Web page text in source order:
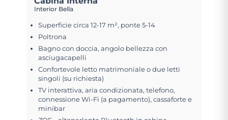
Interior Bella
Superficie circa 12-17 m², ponte 5-14
Poltrona
Bagno con doccia, angolo bellezza con
asciugacapelli
Confortevole letto matrimoniale o due letti
singoli (su richiesta)
TV interattiva, aria condizionata, telefono,
connessione Wi-Fi (a pagamento), cassaforte e
minibar